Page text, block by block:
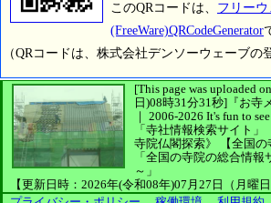
このQRコードは、 フリーウ
(FreeWare)QRCodeGenerator
（QRコードは、株式会社デンソーウェーブの
[This page was uploaded
日)08時31分31秒] 『お寺
｜ 2006-2026 It's fun to see
「寺社情報検索サイト」
寺院仏閣探索》
【全国
「全国の寺院の総合情
～」
【更新日時：2026年(令和08年)07月27日（月曜